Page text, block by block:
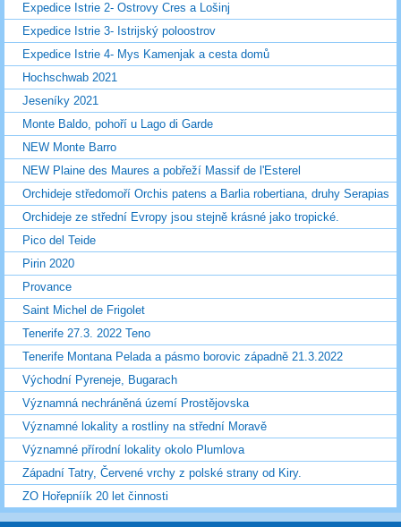
Expedice Istrie 2- Ostrovy Cres a Lošinj
Expedice Istrie 3- Istrijský poloostrov
Expedice Istrie 4- Mys Kamenjak a cesta domů
Hochschwab 2021
Jeseníky 2021
Monte Baldo, pohoří u Lago di Garde
NEW Monte Barro
NEW Plaine des Maures a pobřeží Massif de l'Esterel
Orchideje středomoří Orchis patens a Barlia robertiana, druhy Serapias
Orchideje ze střední Evropy jsou stejně krásné jako tropické.
Pico del Teide
Pirin 2020
Provance
Saint Michel de Frigolet
Tenerife 27.3. 2022 Teno
Tenerife Montana Pelada a pásmo borovic západně 21.3.2022
Východní Pyreneje, Bugarach
Významná nechráněná území Prostějovska
Významné lokality a rostliny na střední Moravě
Významné přírodní lokality okolo Plumlova
Západní Tatry, Červené vrchy z polské strany od Kiry.
ZO Hořepníík 20 let činnosti